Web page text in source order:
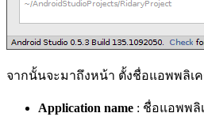
จากนั้นจะมาถึงหน้า ตั้งชื่อแอพพลิเ
Application name : ชื่อแอพพลิ